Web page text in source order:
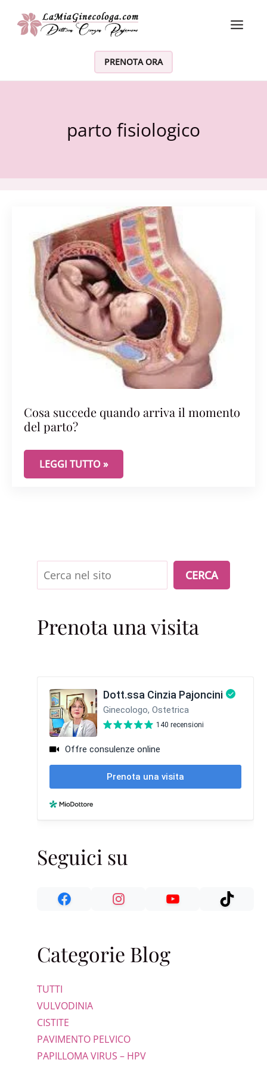
Vai al contenuto
PRENOTA ORA
parto fisiologico
Cosa succede quando arriva il momento
del parto?
COSA SUCCEDE QUANDO ARRIVA IL MOMENTO
LEGGI TUTTO »
Cerca CERCA
Prenota una visita
Seguici su
Categorie Blog
TUTTI
VULVODINIA
CISTITE
PAVIMENTO PELVICO
PAPILLOMA VIRUS – HPV